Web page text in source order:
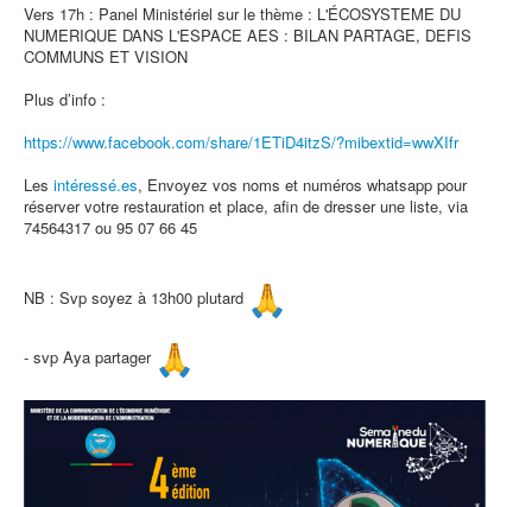
Vers 17h : Panel Ministériel sur le thème : L'ÉCOSYSTEME DU
NUMERIQUE DANS L'ESPACE AES : BILAN PARTAGE, DEFIS
COMMUNS ET VISION
Plus d’info :
https://www.facebook.com/share/1ETiD4itzS/?mibextid=wwXIfr
Les intéressé.es, Envoyez vos noms et numéros whatsapp pour
réserver votre restauration et place, afin de dresser une liste, via
74564317 ou 95 07 66 45
NB : Svp soyez à 13h00 plutard
- svp Aya partager